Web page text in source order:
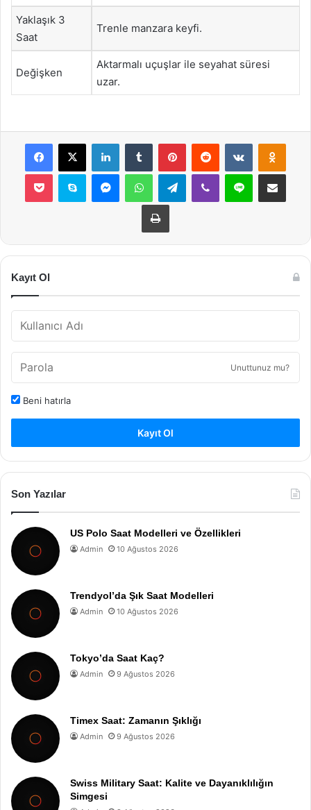
Yaklaşık 3
Saat
Trenle manzara keyfi.
Değişken
Aktarmalı uçuşlar ile seyahat süresi
uzar.
Facebook
X LinkedInTumblr PinterestReddit VKontakte
Pocket Skype MessengerWhatsAppTelegramViber Line E-Posta ile
Yazdır
Kayıt Ol
Unuttunuz mu?
Beni hatırla
Kayıt Ol
Son Yazılar
US Polo Saat Modelleri ve Özellikleri
Admin 10 Ağustos 2026
Trendyol’da Şık Saat Modelleri
Admin 10 Ağustos 2026
Tokyo’da Saat Kaç?
Admin 9 Ağustos 2026
Timex Saat: Zamanın Şıklığı
Admin 9 Ağustos 2026
Swiss Military Saat: Kalite ve Dayanıklılığın
Simgesi